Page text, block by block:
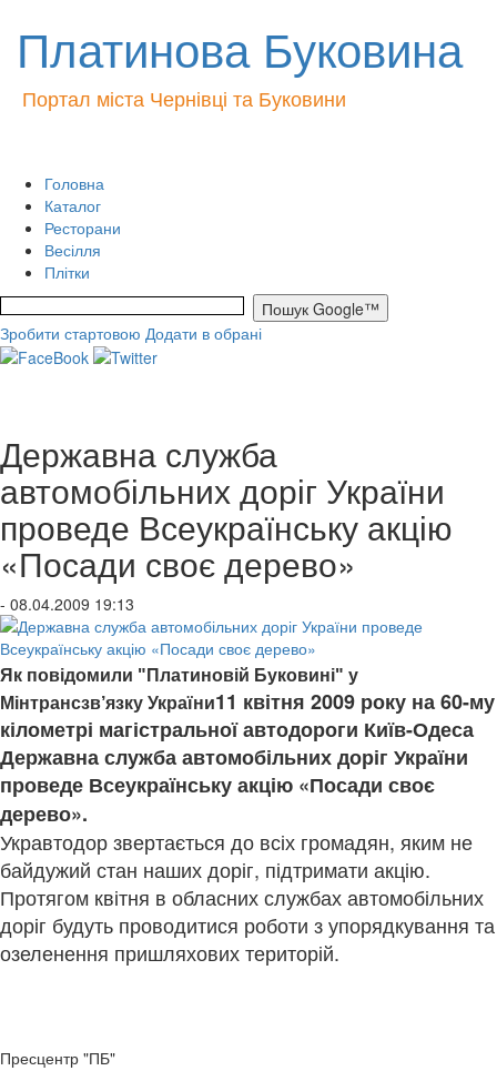
Платинова Буковина
Портал міста Чернівці та Буковини
Головна
Каталог
Ресторани
Весілля
Плітки
Зробити стартовою Додати в обрані
Державна служба
автомобільних доріг України
проведе Всеукраїнську акцію
«Посади своє дерево»
- 08.04.2009 19:13
Як повідомили "Платиновій Буковині" у
Мінтрансзв’язку України11 квітня 2009 року на 60-му
кілометрі магістральної автодороги Київ-Одеса
Державна служба автомобільних доріг України
проведе Всеукраїнську акцію «Посади своє
дерево».
Укравтодор звертається до всіх громадян, яким не
байдужий стан наших доріг, підтримати акцію.
Протягом квітня в обласних службах автомобільних
доріг будуть проводитися роботи з упорядкування та
озеленення пришляхових територій.
Пресцентр "ПБ"